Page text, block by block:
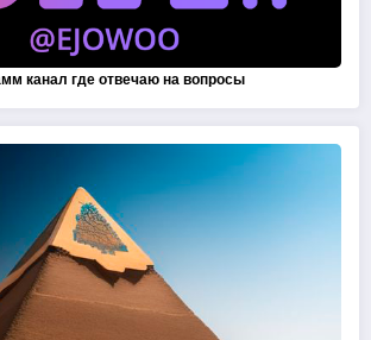
канал где отвечаю на вопросы